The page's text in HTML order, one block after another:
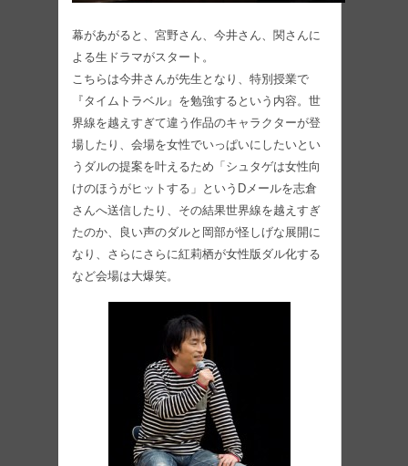
幕があがると、宮野さん、今井さん、関さんに
よる生ドラマがスタート。
こちらは今井さんが先生となり、特別授業で
『タイムトラベル』を勉強するという内容。世
界線を越えすぎて違う作品のキャラクターが登
場したり、会場を女性でいっぱいにしたいとい
うダルの提案を叶えるため「シュタゲは女性向
けのほうがヒットする」というDメールを志倉
さんへ送信したり、その結果世界線を越えすぎ
たのか、良い声のダルと岡部が怪しげな展開に
なり、さらにさらに紅莉栖が女性版ダル化する
など会場は大爆笑。